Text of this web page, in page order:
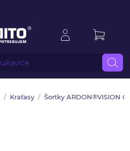
Kraťasy Šortky ARDON®VISION